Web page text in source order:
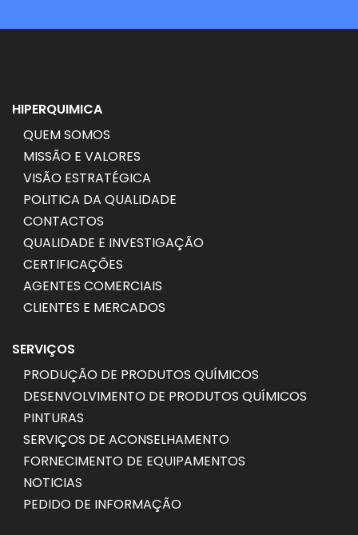
HIPERQUIMICA
QUEM SOMOS
MISSÃO E VALORES
VISÃO ESTRATÉGICA
POLITICA DA QUALIDADE
CONTACTOS
QUALIDADE E INVESTIGAÇÃO
CERTIFICAÇÕES
AGENTES COMERCIAIS
CLIENTES E MERCADOS
SERVIÇOS
PRODUÇÃO DE PRODUTOS QUÍMICOS
DESENVOLVIMENTO DE PRODUTOS QUÍMICOS
PINTURAS
SERVIÇOS DE ACONSELHAMENTO
FORNECIMENTO DE EQUIPAMENTOS
NOTICIAS
PEDIDO DE INFORMAÇÃO